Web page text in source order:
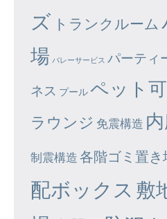
ズ トランクルーム
場 バレーサービス パーティ
ネス プール ペット可
ラウンジ 免震構造
制震構造 各階ゴミ置き
配ボックス 敷